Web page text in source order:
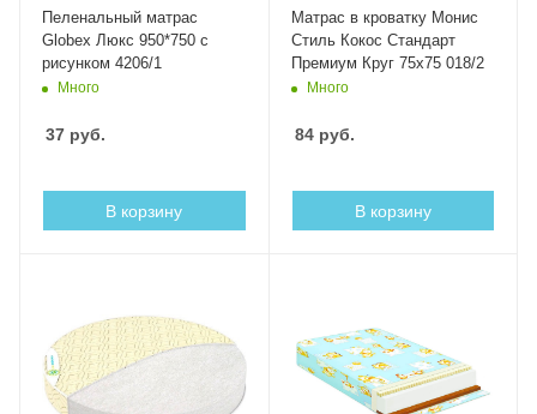
Пеленальный матрас
Globex Люкс 950*750 с
рисунком 4206/1
Много
37 руб.
В корзину
Матрас в кроватку Монис
Стиль Кокос Стандарт
Премиум Круг 75x75 018/2
Много
84руб.
В корзину